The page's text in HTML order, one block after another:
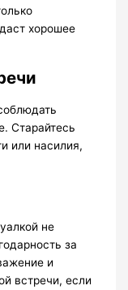
хорошее
Старайтесь
или насилия,
не
за
и
встречи, если